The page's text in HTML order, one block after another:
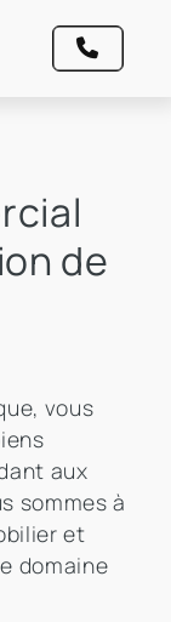
de
vous
aux
sommes à
et
domaine